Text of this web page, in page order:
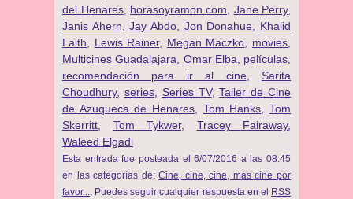
del Henares, horasoyramon.com Jane Perry,
Janis Ahern ,Jay Abdo Jon Donahue
Khalid
Laith
Lewis Rainer, Megan Maczko movies
Multicines Guadalajara
Omar Elba películas
recomendación para ir al cine
Sarita
Choudhury, series, Series TV,Taller de Cine
de Azuqueca de Henares
Tom Hanks ,Tom
Skerritt
Tom Tykwer, Tracey Fairaway,
Waleed Elgadi
Esta entrada fue posteada el 6/07/2016 a las 08:45
en las categorías de:Cine, cine, cine, más cine por
favor...
. Puedes seguir cualquier respuesta en el RSS